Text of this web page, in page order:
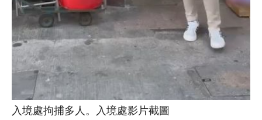
入境處拘捕多人。入境處影片截圖